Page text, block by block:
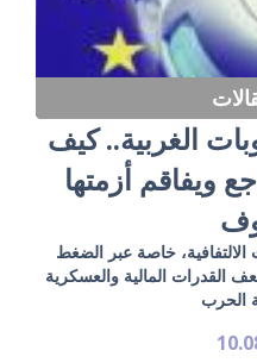
الغربية.. كيف
ويفاقم أزمتها
خاصة عبر الضغط
القدرات المالية والعسكرية
الحرب